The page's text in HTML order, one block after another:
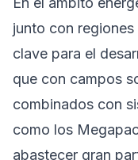
junto con
clave para el
que con campos
combinados con
como los
abastecer gran